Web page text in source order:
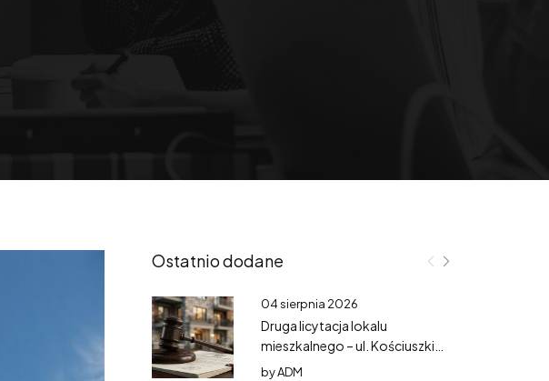
Ostatnio dodane
04 sierpnia 2026
Druga licytacja lokalu
mieszkalnego – ul. Kościuszki
3/3
byADM